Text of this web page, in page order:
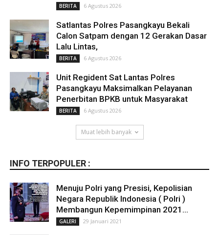
BERITA 6 Agustus 2026
Satlantas Polres Pasangkayu Bekali
Calon Satpam dengan 12 Gerakan Dasar
Lalu Lintas,
BERITA 6 Agustus 2026
Unit Regident Sat Lantas Polres
Pasangkayu Maksimalkan Pelayanan
Penerbitan BPKB untuk Masyarakat
BERITA 6 Agustus 2026
Muat lebih banyak
INFO TERPOPULER :
Menuju Polri yang Presisi, Kepolisian
Negara Republik Indonesia ( Polri )
Membangun Kepemimpinan 2021...
GALERI 29 Januari 2021